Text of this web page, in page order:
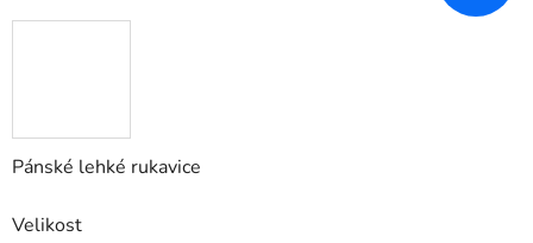
Pánské lehké rukavice
Velikost